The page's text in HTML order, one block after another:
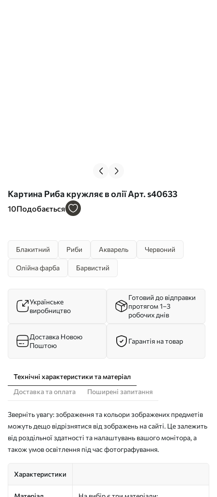
Картина Риба кружляє в олії Арт. s40633
10Подобається
Блакитний Риби Акварель Червоний
Олійна фарба Барвистий
Українське
виробництво
Готовий до відправки
протягом 1–3
робочих днів
Доставка Новою
Поштою
Гарантія на товар
Технічні характеристики та матеріал
Доставка та оплата
Поширені запитання
Зверніть увагу: зображення та кольори зображених предметів
можуть дещо відрізнятися від зображень на сайті. Це залежить
від роздільної здатності та налаштувань вашого монітора, а
також умов освітлення під час фотографування.
Характеристики